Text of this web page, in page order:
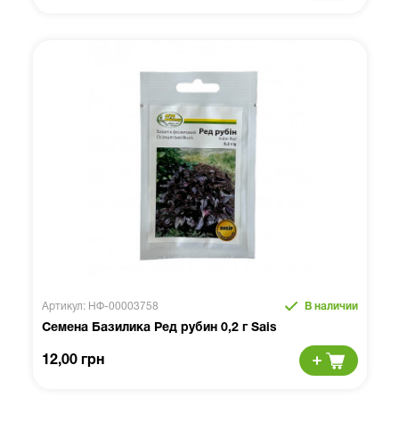
Артикул: НФ-00003758 В наличии
Семена Базилика Ред рубин 0,2 г Sais
12,00 грн